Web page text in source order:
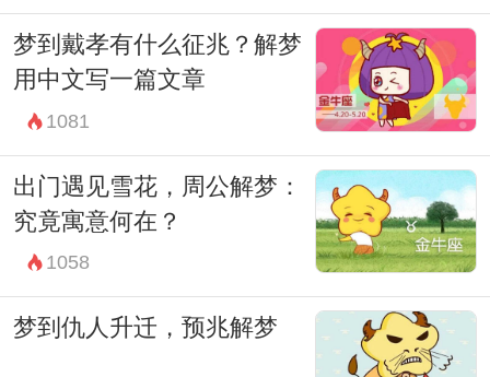
梦到戴孝有什么征兆？解梦
用中文写一篇文章
1081
出门遇见雪花，周公解梦：
究竟寓意何在？
1058
梦到仇人升迁，预兆解梦